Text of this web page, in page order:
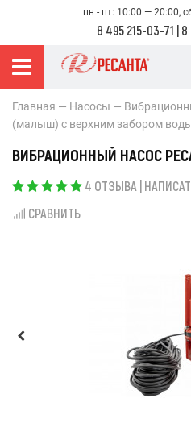
пн - пт: 10:00 — 20:00,
8 495 215-03-71 | 8
Главная Насосы
(малыш) с верхним забором
ВИБРАЦИОННЫЙ НАСОС
4 ОТЗЫВА |
СРАВНИТЬ